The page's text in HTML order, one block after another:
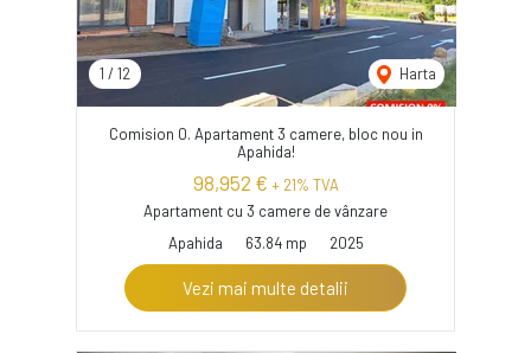
1 / 12 Harta
Comision 0. Apartament 3 camere, bloc nou in
Apahida!
98,952 € + 21% TVA
Apartament cu 3 camere de vânzare
Apahida
63.84 mp 2025
Vezi mai multe detalii